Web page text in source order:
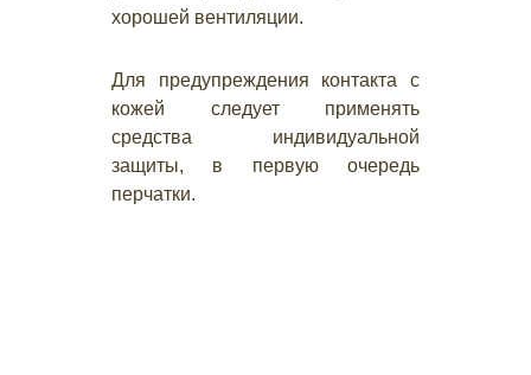
хорошей вентиляции.
Для предупреждения контакта с
кожей следует применять
средства индивидуальной
защиты, в первую очередь
перчатки.